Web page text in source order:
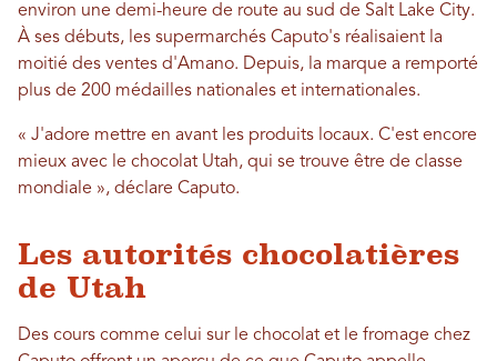
environ une demi-heure de route au sud de Salt Lake City.
À ses débuts, les supermarchés Caputo's réalisaient la
moitié des ventes d'Amano. Depuis, la marque a remporté
plus de 200 médailles nationales et internationales.
« J'adore mettre en avant les produits locaux. C'est encore
mieux avec le chocolat Utah, qui se trouve être de classe
mondiale », déclare Caputo.
Les autorités chocolatières
de Utah
Des cours comme celui sur le chocolat et le fromage chez